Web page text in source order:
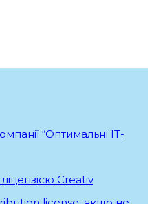
“Оптимальні ІТ-
Creativ